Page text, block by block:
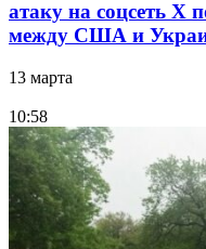
атаку на соцсеть Х
между США и
13 марта
10:58